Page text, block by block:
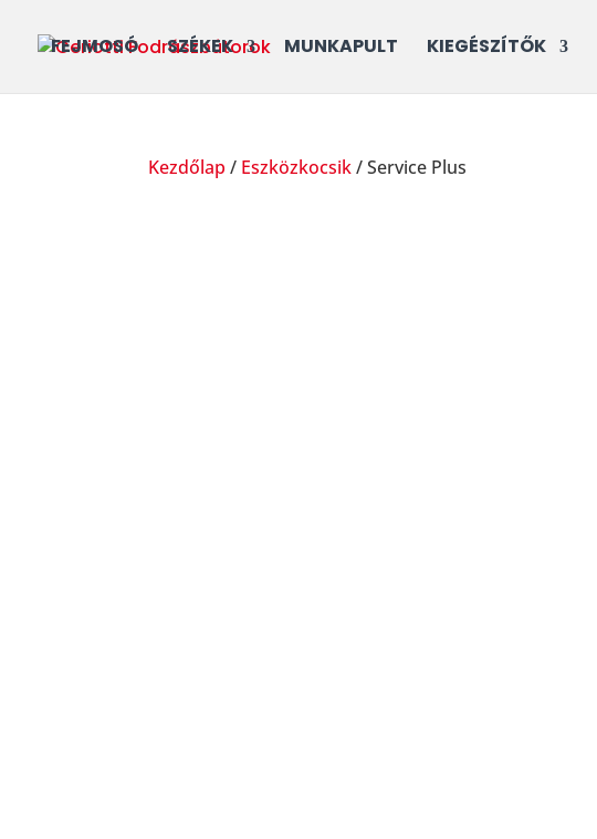
FEJMOSÓ SZÉKEK MUNKAPULT KIEGÉSZÍTŐK
Kezdőlap / Eszközkocsik/ Service Plus